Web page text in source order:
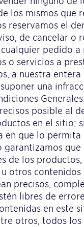
los mismos que
reservamos el
de cancelar o
pedido a
o servicios a
a nuestra entera
una
posible al
en el sitio;
en que lo permita
garantizamos que
de los productos,
otros contenidos
precisos,
libres de
en este
otros, todos los